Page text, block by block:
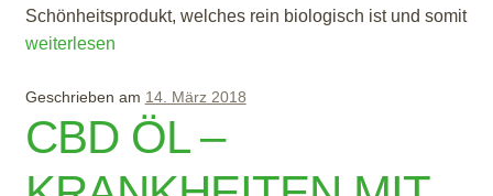
Schönheitsprodukt, welches rein biologisch ist und somit
CBD Öl – Gesund und voll im Trend
weiterlesen
Geschrieben am 14. März 2018
CBD ÖL –